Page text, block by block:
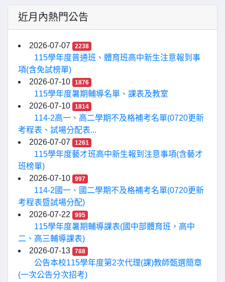
近月內熱門公告
2026-07-07 2238
115學年度普通班、體育班高中新生注意報到事
項(含免試榜單)
2026-07-10
1876
115學年度暑期輔導名單、課表及教室
2026-07-10
1814
114-2高一、高二學期不及格補考名單(0720更新
考程表、試場分配表...
2026-07-07
1261
115學年度藝才班高中新生報到注意事項(含藝才
班榜單)
2026-07-10
997
114-2國一、國二學期不及格補考名單(0720更新
考程表暨試場分配)
2026-07-22
995
115學年度暑期輔導課表(國中部體育班，高中
二、高三輔導課表)
2026-07-13
788
公告本校115學年度第2次代理(課)教師甄選簡章
(一次公告分次招考)